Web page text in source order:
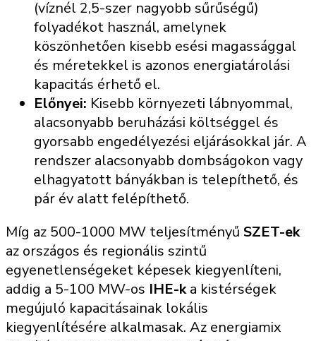
(víznél 2,5-szer nagyobb sűrűségű)
folyadékot használ, amelynek
köszönhetően kisebb esési magassággal
és méretekkel is azonos energiatárolási
kapacitás érhető el.
Előnyei: Kisebb környezeti lábnyommal,
alacsonyabb beruházási költséggel és
gyorsabb engedélyezési eljárásokkal jár. A
rendszer alacsonyabb dombságokon vagy
elhagyatott bányákban is telepíthető, és
pár év alatt felépíthető.
Míg az 500-1000 MW teljesítményű SZET-ek
az országos és regionális szintű
egyenetlenségeket képesek kiegyenlíteni,
addig a 5-100 MW-os IHE-ka kistérségek
megújuló kapacitásainak lokális
kiegyenlítésére alkalmasak. Az energiamix